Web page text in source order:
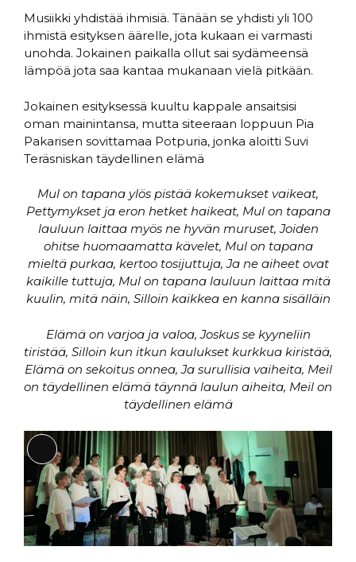
Musiikki yhdistää ihmisiä. Tänään se yhdisti yli 100
ihmistä esityksen äärelle, jota kukaan ei varmasti
unohda. Jokainen paikalla ollut sai sydämeensä
lämpöä jota saa kantaa mukanaan vielä pitkään.
Jokainen esityksessä kuultu kappale ansaitsisi
oman mainintansa, mutta siteeraan loppuun Pia
Pakarisen sovittamaa Potpuria, jonka aloitti Suvi
Teräsniskan täydellinen elämä
Mul on tapana ylös pistää kokemukset vaikeat,
Pettymykset ja eron hetket haikeat, Mul on tapana
lauluun laittaa myös ne hyvän muruset, Joiden
ohitse huomaamatta kävelet, Mul on tapana
mieltä purkaa, kertoo tosijuttuja, Ja ne aiheet ovat
kaikille tuttuja, Mul on tapana lauluun laittaa mitä
kuulin, mitä näin, Silloin kaikkea en kanna sisälläin
Elämä on varjoa ja valoa, Joskus se kyyneliin
tiristää, Silloin kun itkun kaulukset kurkkua kiristää,
Elämä on sekoitus onnea, Ja surullisia vaiheita, Meil
on täydellinen elämä täynnä laulun aiheita, Meil on
täydellinen elämä
Long
Description